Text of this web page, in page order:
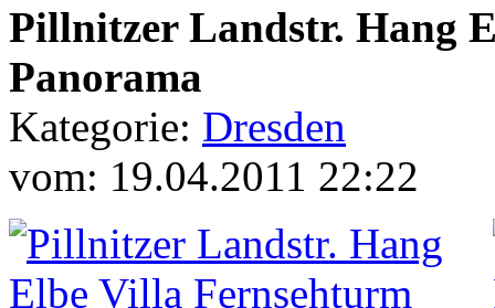
Pillnitzer Landstr. Hang
Panorama
Kategorie: Dresden
vom: 19.04.2011 22:22